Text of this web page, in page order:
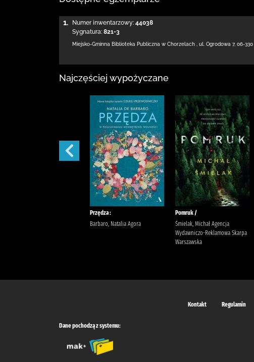
1. Numer inwentarzowy: 44038
Sygnatura: 821-3
Miejsko-Gminna Biblioteka Publiczna w Chorzelach ul. Ogrodowa 7, 06-
Najczęściej wypożyczane
Przędza :
Barbaro, Natalia Agora
Pomruk /
Śmielak, Michał Agencja
Wydawniczo-Reklamowa Skarpa
Warszawska
Kontakt Regulamin
Dane pochodzą z systemu: